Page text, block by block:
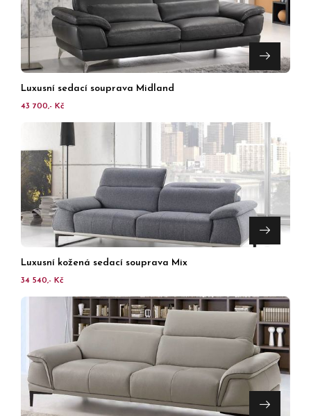
Luxusní sedací souprava Midland
43 700,- Kč
Luxusní kožená sedací souprava Mix
34 540,- Kč